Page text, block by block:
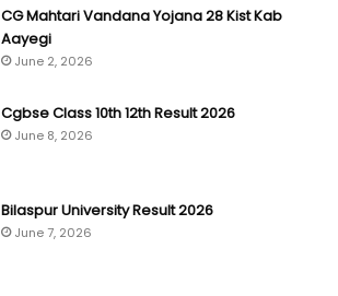
CG Mahtari Vandana Yojana 28 Kist Kab
Aayegi
June 2, 2026
Cgbse Class 10th 12th Result 2026
June 8, 2026
Bilaspur University Result 2026
June 7, 2026